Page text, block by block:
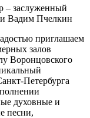
– заслуженный
Вадим Пчелкин
приглашаем
залов
Воронцовского
Петербурга
духовные и
песни,